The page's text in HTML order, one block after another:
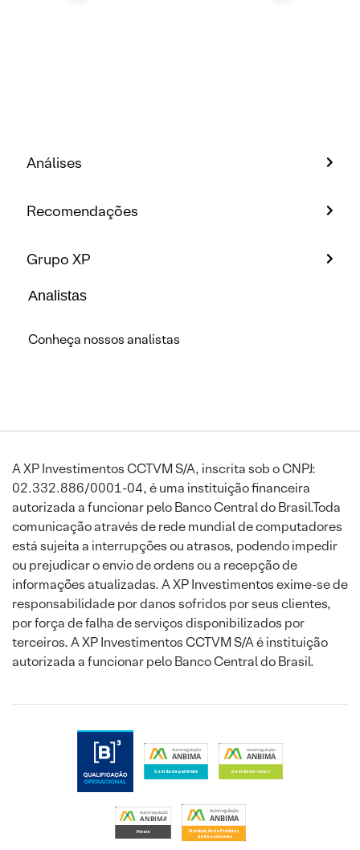
Análises
Recomendações
Grupo XP
Analistas
Conheça nossos analistas
A XP Investimentos CCTVM S/A, inscrita sob o CNPJ:
02.332.886/0001-04, é uma instituição financeira
autorizada a funcionar pelo Banco Central do Brasil.Toda
comunicação através de rede mundial de computadores
está sujeita a interrupções ou atrasos, podendo impedir
ou prejudicar o envio de ordens ou a recepção de
informações atualizadas. A XP Investimentos exime-se de
responsabilidade por danos sofridos por seus clientes,
por força de falha de serviços disponibilizados por
terceiros. A XP Investimentos CCTVM S/A é instituição
autorizada a funcionar pelo Banco Central do Brasil.